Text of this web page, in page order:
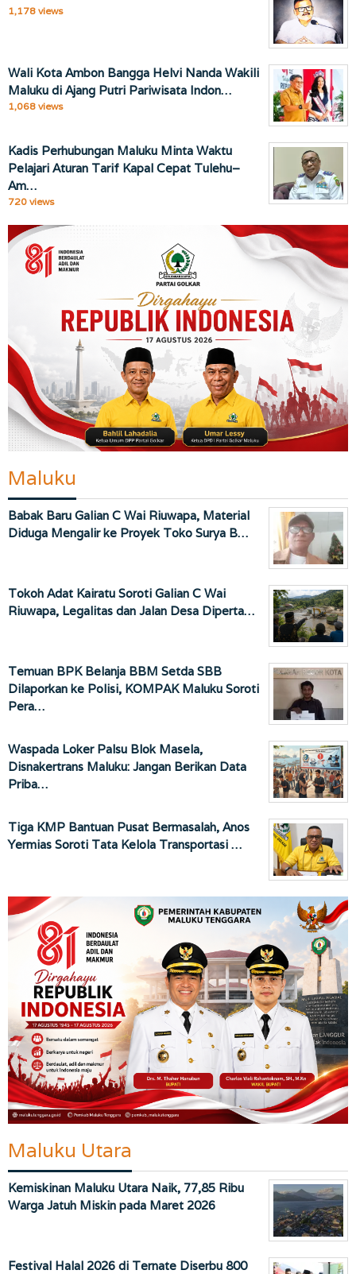
1,178 views
Wali Kota Ambon Bangga Helvi Nanda Wakili
Maluku di Ajang Putri Pariwisata Indon…
1,068 views
Kadis Perhubungan Maluku Minta Waktu
Pelajari Aturan Tarif Kapal Cepat Tulehu–
Am…
720 views
Maluku
Babak Baru Galian C Wai Riuwapa, Material
Diduga Mengalir ke Proyek Toko Surya B…
Tokoh Adat Kairatu Soroti Galian C Wai
Riuwapa, Legalitas dan Jalan Desa Diperta…
Temuan BPK Belanja BBM Setda SBB
Dilaporkan ke Polisi, KOMPAK Maluku Soroti
Pera…
Waspada Loker Palsu Blok Masela,
Disnakertrans Maluku: Jangan Berikan Data
Priba…
Tiga KMP Bantuan Pusat Bermasalah, Anos
Yermias Soroti Tata Kelola Transportasi …
Maluku Utara
Kemiskinan Maluku Utara Naik, 77,85 Ribu
Warga Jatuh Miskin pada Maret 2026
Festival Halal 2026 di Ternate Diserbu 800